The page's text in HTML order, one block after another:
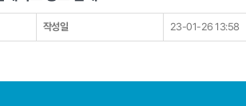
작성일 23-01-26 13:58